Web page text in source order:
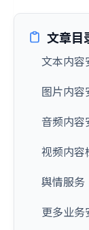
文章目
文本内容
图片内容
音频内容
视频内容
舆情服务
更多业务